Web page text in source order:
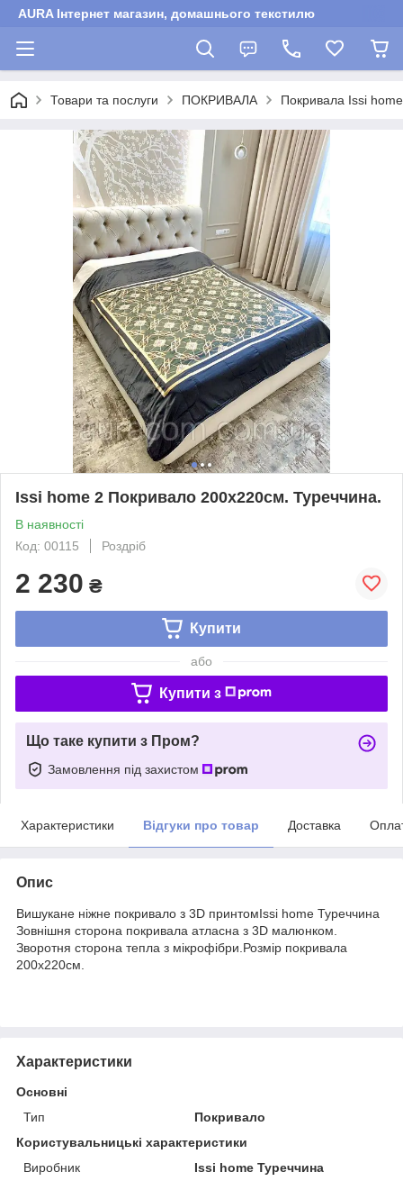
AURA Інтернет магазин, домашнього текстилю
Товари та послуги ПОКРИВАЛА Покривала Issi hоme
Issi home 2 Покривало 200x220см. Туреччина.
В наявності
Код: 00115
Роздріб
2 230 ₴
Купити
або
Купити з
Що таке купити з Пром?
Замовлення під захистом
Характеристики Відгуки про товар Доставка
Опис
Вишукане ніжне покривало з 3D принтомIssi home Туреччина
Зовнішня сторона покривала атласна з 3D малюнком.
Зворотня сторона тепла з мікрофібри.Розмір покривала
200x220см.
Характеристики
Основні
Тип
Покривало
Користувальницькі характеристики
Виробник
Issi home Туреччина